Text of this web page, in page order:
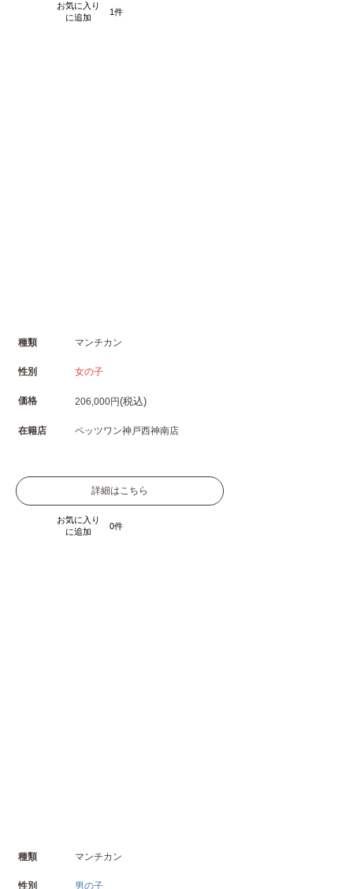
お気に入り
に追加
1
種類 マンチカン
性別 女の子
価格 206,000円(税込)
在籍店 ペッツワン神戸西神南店
詳細はこちら
お気に入り
に追加
0
種類 マンチカン
性別 男の子